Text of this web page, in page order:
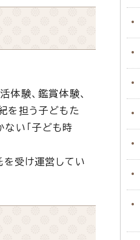
験、鑑賞体験、
を担う子どもた
い「子ども時
受け運営してい